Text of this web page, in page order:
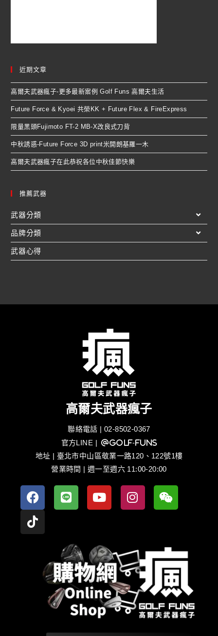
近期文章
高爾夫武器瘋子-更多最新案例 Golf Funs 高爾夫生活
Future Force & Kyoei 共榮KK + Future Flex & FireExpress
限量黑頭Fujimoto FT-2 MB-X改良式刀背
中秋誘惑-Future Force 3D print米開朗基羅一木
高爾夫武器瘋子在此恭祝各位中秋佳節快樂
推薦武器
武器分類
品牌分類
武器心得
高爾夫武器瘋子
聯絡電話 | 02-8502-0367
官方LINE | @golf-funs
地址 | 臺北市中山區敬業一路120、122號1樓
營業時間 | 週一至週六 11:00-20:00